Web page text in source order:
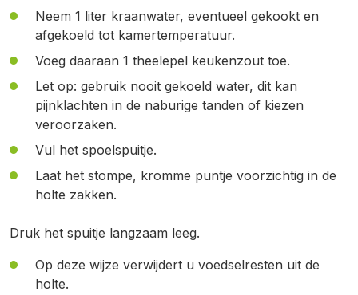
Neem 1 liter kraanwater, eventueel gekookt en
afgekoeld tot kamertemperatuur.
Voeg daaraan 1 theelepel keukenzout toe.
Let op: gebruik nooit gekoeld water, dit kan
pijnklachten in de naburige tanden of kiezen
veroorzaken.
Vul het spoelspuitje.
Laat het stompe, kromme puntje voorzichtig in de
holte zakken.
Druk het spuitje langzaam leeg.
Op deze wijze verwijdert u voedselresten uit de
holte.